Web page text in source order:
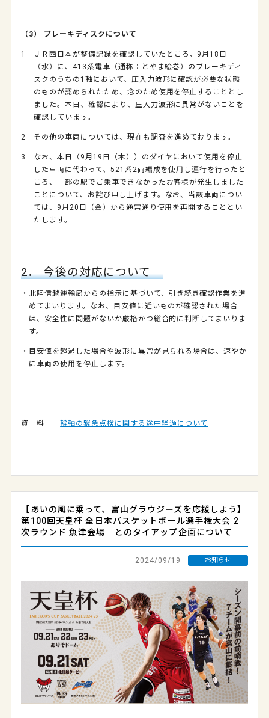
（3） ブレーキディスクについて
1 ＪＲ西日本が整備記録を確認していたところ、9月18日
（水）に、413系電車（通称：とやま絵巻）のブレーキディ
スクのうちの1軸において、圧入力波形に確認が必要な状態
のものが認められたため、念のため使用を停止することとし
ました。本日、確認により、圧入力波形に異常がないことを
確認しています。
2 その他の車両については、現在も調査を進めております。
3 なお、本日（9月19日（木））のダイヤにおいて使用を停止
した車両に代わって、521系2両編成を使用し運行を行ったと
ころ、一部の駅でご乗車できなかったお客様が発生しました
ことについて、お詫び申し上げます。なお、当該車両につい
ては、9月20日（金）から通常通り使用を再開することとい
たします。
2． 今後の対応について
・北陸信越運輸局からの指示に基づいて、引き続き確認作業を進
めてまいります。なお、目安値に近いものが確認された場合
は、安全性に問題がないか厳格かつ総合的に判断してまいりま
す。
・目安値を超過した場合や波形に異常が見られる場合は、速やか
に車両の使用を停止します。
資 料輪軸の緊急点検に関する途中経過について
【あいの風に乗って、富山グラウジーズを応援しよう】
第100回天皇杯 全日本バスケットボール選手権大会 2
次ラウンド 魚津会場 とのタイアップ企画について
2024/09/19 お知らせ